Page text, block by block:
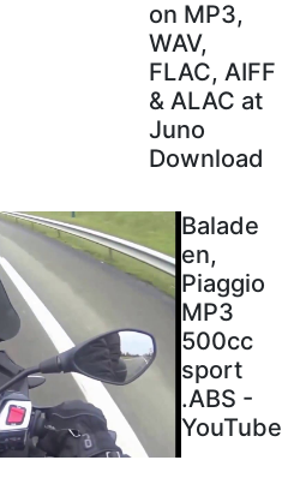
on MP3,
WAV,
FLAC, AIFF
& ALAC at
Juno
Download
Balade
en,
Piaggio
MP3
500cc
sport
.ABS -
YouTube